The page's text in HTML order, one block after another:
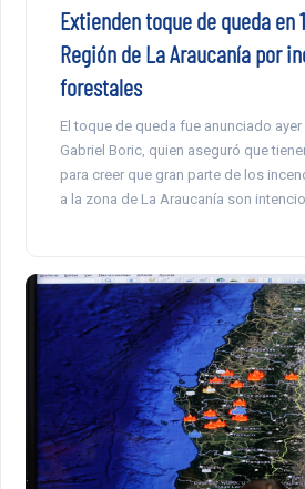
Extienden toque de queda en
Región de La Araucanía por
forestales
El toque de queda fue anunciado
Gabriel Boric, quien aseguró que
para creer que gran parte de los
a la zona de La Araucanía son